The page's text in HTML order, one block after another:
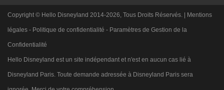
Copyright © Hello Disneyland 2014-2026, Tous Droits Réservés. | Mentions
légales - Politique de confidentialité - Paramètres de Gestion de la
Confidentialité
Hello Disneyland est un site indépendant et n'est en aucun cas lié à
Disneyland Paris. Toute demande adressée à Disneyland Paris sera